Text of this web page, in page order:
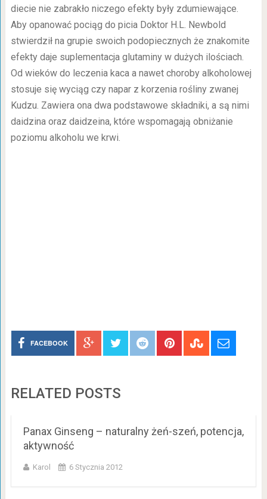
diecie nie zabrakło niczego efekty były zdumiewające.
Aby opanować pociąg do picia Doktor H.L. Newbold
stwierdził na grupie swoich podopiecznych że znakomite
efekty daje suplementacja glutaminy w dużych ilościach.
Od wieków do leczenia kaca a nawet choroby alkoholowej
stosuje się wyciąg czy napar z korzenia rośliny zwanej
Kudzu. Zawiera ona dwa podstawowe składniki, a są nimi
daidzina oraz daidzeina, które wspomagają obniżanie
poziomu alkoholu we krwi.
FACEBOOK
RELATED POSTS
Panax Ginseng – naturalny żeń-szeń, potencja,
aktywność
Karol 6 Stycznia 2012